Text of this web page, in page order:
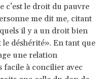
c’est le droit du pauvre
me dit me, citant
il y a un droit bien
déshérité». En tant que
une relation
facile à concilier avec